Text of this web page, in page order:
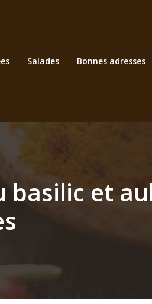
Salades Bonnes adresses
basilic et